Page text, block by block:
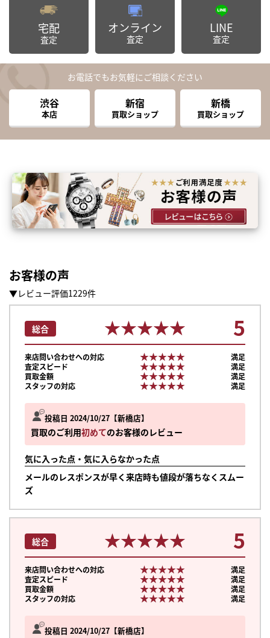
宅配
査定
オンライン
査定
LINE
査定
お電話でもお気軽にご相談ください
渋谷
本店
新宿
買取ショップ
新橋
買取ショップ
お客様の声
▼レビュー評価1229件
投稿日 2024/10/27 新橋店
買取のご利用初めてのお客様のレビュー
気に入った点・気に入らなかった点
メールのレスポンスが早く来店時も値段が落ちなくスムー
ズ
総合 ★★★★★
★★★★★ 5
来店問い合わせへの対応 ★★★★★
★★★★★
満足
査定スピード
★★★★★
★★★★★
満足
買取金額
★★★★★
★★★★★
満足
スタッフの対応
★★★★★
★★★★★ 満足
投稿日 2024/10/27 新橋店
総合 ★★★★★
★★★★★ 5
来店問い合わせへの対応 ★★★★★
★★★★★
満足
査定スピード
★★★★★
★★★★★
満足
買取金額
★★★★★
★★★★★
満足
スタッフの対応
★★★★★
★★★★★ 満足